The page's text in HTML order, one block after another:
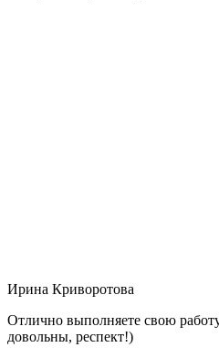
Ирина Криворотова
Отлично выполняете свою
довольны, респект!)